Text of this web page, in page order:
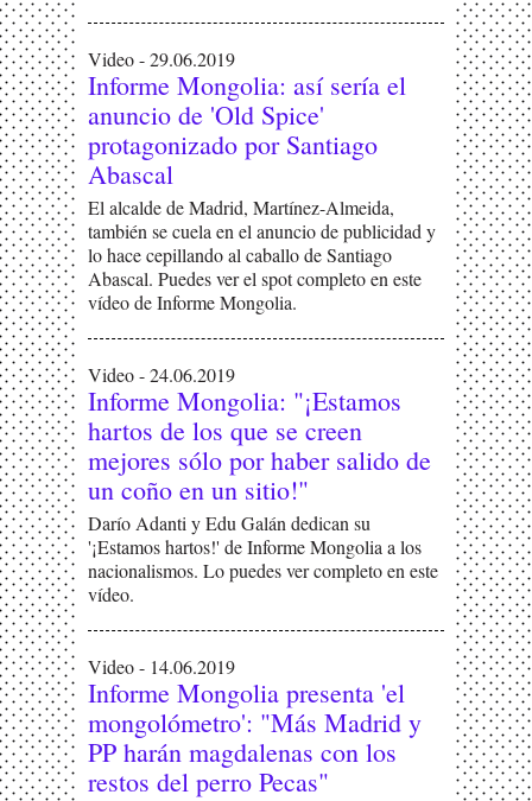
Video - 29.06.2019
Informe Mongolia: así sería el
anuncio de 'Old Spice'
protagonizado por Santiago
Abascal
El alcalde de Madrid, Martínez-Almeida,
también se cuela en el anuncio de publicidad y
lo hace cepillando al caballo de Santiago
Abascal. Puedes ver el spot completo en este
vídeo de Informe Mongolia.
Video - 24.06.2019
Informe Mongolia: "¡Estamos
hartos de los que se creen
mejores sólo por haber salido de
un coño en un sitio!"
Darío Adanti y Edu Galán dedican su
'¡Estamos hartos!' de Informe Mongolia a los
nacionalismos. Lo puedes ver completo en este
vídeo.
Video - 14.06.2019
Informe Mongolia presenta 'el
mongolómetro': "Más Madrid y
PP harán magdalenas con los
restos del perro Pecas"